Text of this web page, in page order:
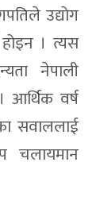
उद्योग
। त्यस
नेपाली
वर्ष
सवाललाई
चलायमान